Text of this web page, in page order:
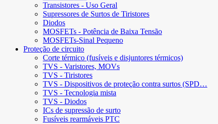
Transistores - Uso Geral
Supressores de Surtos de Tiristores
Diodos
MOSFETs - Potência de Baixa Tensão
MOSFETs-Sinal Pequeno
Proteção de circuito
Corte térmico (fusíveis e disjuntores térmicos)
TVS - Varistores, MOVs
TVS - Tiristores
TVS - Dispositivos de proteção contra surtos (SPD…
TVS - Tecnologia mista
TVS - Diodos
ICs de supressão de surto
Fusíveis rearmáveis ​​PTC